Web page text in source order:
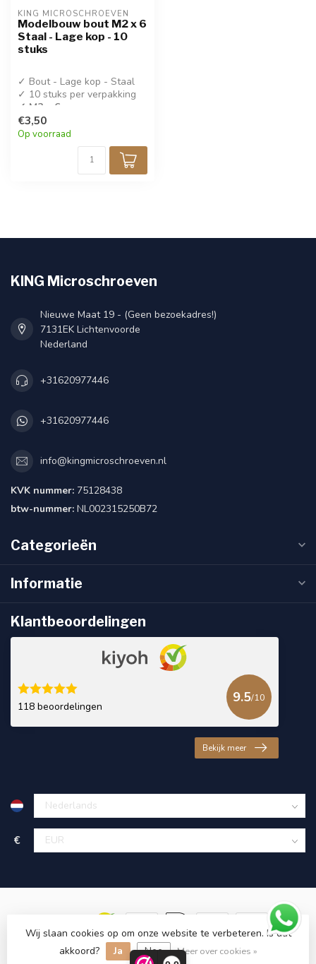
KING MICROSCHROEVEN
Modelbouw bout M2 x 6
Staal - Lage kop - 10
stuks
✓ Bout - Lage kop - Staal
✓ 10 stuks per verpakking
✓ M2 x 6
€3,50
Op voorraad
KING Microschroeven
Nieuwe Maat 19 - (Geen bezoekadres!)
7131EK Lichtenvoorde
Nederland
+31620977446
+31620977446
info@kingmicroschroeven.nl
KVK nummer: 75128438
btw-nummer: NL002315250B72
Categorieën
Informatie
Klantbeoordelingen
118 beoordelingen
9.5/10
Bekijk meer
€
© Copyright 2026 KING Microschroeven
Wij slaan cookies op om onze website te verbeteren. Is dat
akkoord?
Ja Nee Meer over cookies »